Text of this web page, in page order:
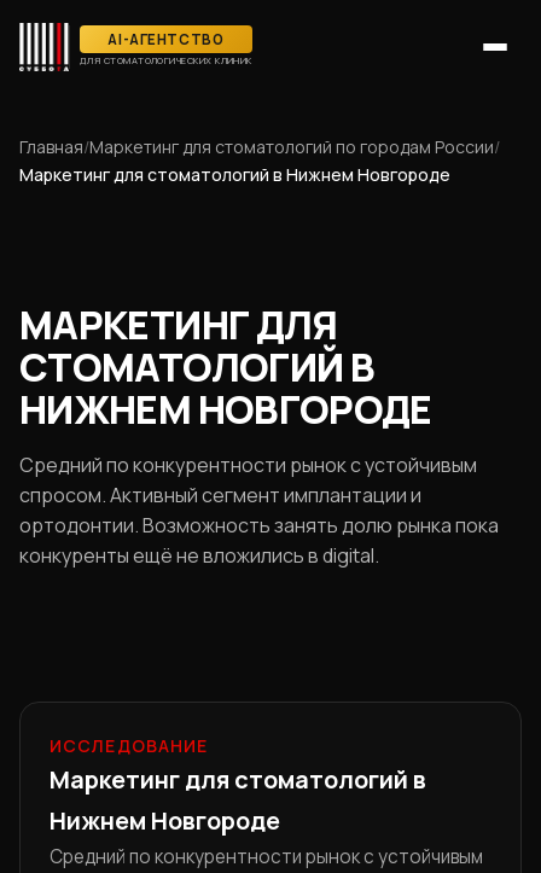
AI-АГЕНТСТВО
ДЛЯ СТОМАТОЛОГИЧЕСКИХ КЛИНИК
Главная/Маркетинг для стоматологий по городам России/
Маркетинг для стоматологий в Нижнем Новгороде
МАРКЕТИНГ ДЛЯ
СТОМАТОЛОГИЙ В
НИЖНЕМ НОВГОРОДЕ
Средний по конкурентности рынок с устойчивым
спросом. Активный сегмент имплантации и
ортодонтии. Возможность занять долю рынка пока
конкуренты ещё не вложились в digital.
ИССЛЕДОВАНИЕ
Маркетинг для стоматологий в
Нижнем Новгороде
Средний по конкурентности рынок с устойчивым